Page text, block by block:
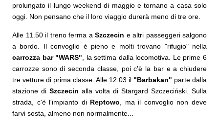
prolungato il lungo weekend di maggio e tornano a casa solo
oggi. Non pensano che il loro viaggio durerà meno di tre ore.
Alle 11.50 il treno ferma a Szczecin e altri passeggeri salgono
a bordo. Il convoglio è pieno e molti trovano "rifugio" nella
carrozza bar "WARS" , la settima dalla locomotiva. Le prime 6
carrozze sono di seconda classe, poi c'è la bar e a chiudere
tre vetture di prima classe. Alle 12.03 il "Barbakan" parte dalla
stazione di Szczecin alla volta di Stargard Szczeciński. Sulla
strada, c'è l'impianto di Reptowo , ma il convoglio non deve
farvi sosta, almeno non normalmente...